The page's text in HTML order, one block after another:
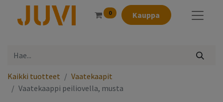
0 Kauppa
Kaikki tuotteet
Vaatekaapit
Vaatekaappi peiliovella, musta